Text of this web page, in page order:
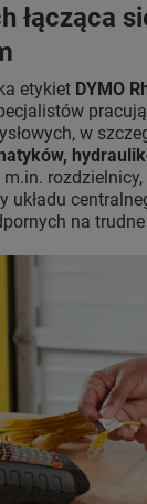
łącząca
etykiet DYMO
w
rozdzielnicy,
układu
na